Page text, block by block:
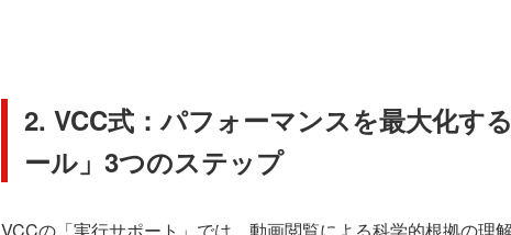
2. VCC式：パフォーマンスを最大化す
ール」3つのステップ